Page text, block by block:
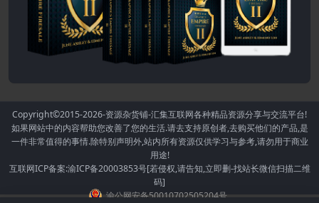
Copyright©2015-2026-资源杂货铺-汇集互联网各种精品资源分享与交流平台!
如果网站中的内容帮助您改善了您的生活.请去支持原创者,去购买他们的产品,是
一件非常值得的事情.除特别声明外,站内所有资源仅供学习与参考,请勿用于商业
用途!
互联网ICP备案:渝ICP备20003853号[若侵权,请告知,立即删-找站长微信扫描二维
码]
渝公网安备50010702505204号